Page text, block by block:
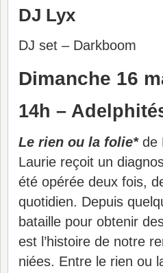
DJ Lyx
DJ set – Darkboom
Dimanche 16
14h –
Le rien ou la folie* de
Laurie reçoit un
été opérée deux fois,
quotidien. Depuis
bataille pour obtenir
est l’histoire de notre
niées. Entre le rien ou